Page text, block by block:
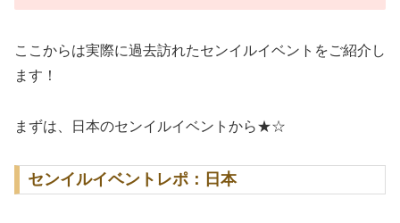
ここからは実際に過去訪れたセンイルイベントをご紹介し
ます！
まずは、日本のセンイルイベントから★☆
センイルイベントレポ：日本